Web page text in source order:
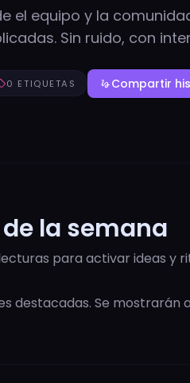
el equipo y la
Sin ruido, con
0 ETIQUETAS gestureCompartir
la semana
para activar ideas y
destacadas. Se